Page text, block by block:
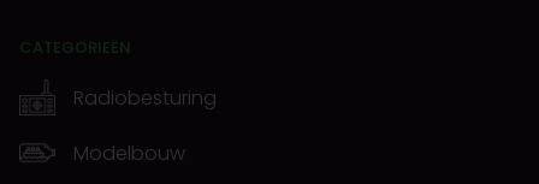
CATEGORIEËN
Radiobesturing
Modelbouw